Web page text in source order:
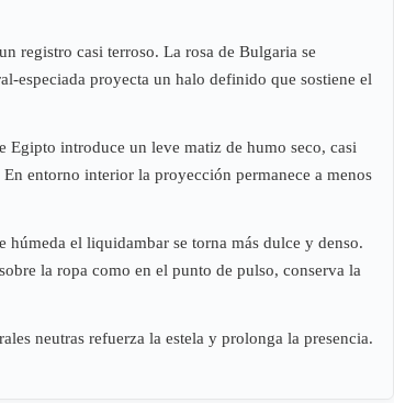
registro casi terroso. La rosa de Bulgaria se
especiada proyecta un halo definido que sostiene el
introduce un leve matiz de humo seco, casi
entorno interior la proyección permanece a menos
el liquidambar se torna más dulce y denso.
la ropa como en el punto de pulso, conserva la
neutras refuerza la estela y prolonga la presencia.